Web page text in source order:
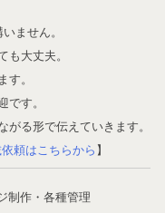
ません。
も大丈夫。
す。
です。
る形で伝えていきます。
頼はこちらから 】
制作・各種管理